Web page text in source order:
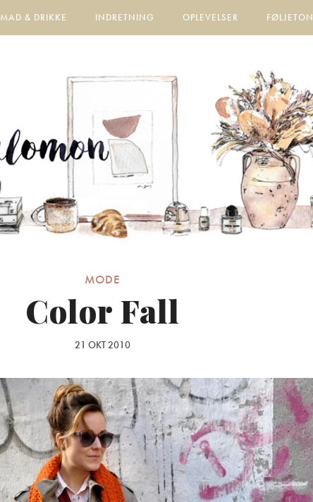
MAD & DRIKKE INDRETNING OPLEVELSER FØLJETON
MODE
Color Fall
21 OKT 2010